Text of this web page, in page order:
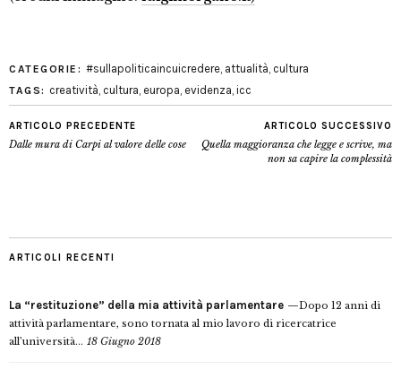
CATEGORIE: #sullapoliticaincuicredere, attualità cultura
TAGS: creatività cultura europa evidenza icc
ARTICOLO PRECEDENTE
Dalle mura di Carpi al valore delle cose
ARTICOLO SUCCESSIVO
Quella maggioranza che legge e scrive, ma
non sa capire la complessità
ARTICOLI RECENTI
La “restituzione” della mia attività parlamentare
Dopo 12 anni di
attività parlamentare, sono tornata al mio lavoro di ricercatrice
all’università... 18 Giugno 2018